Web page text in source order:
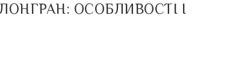
ОСОБЛИВОСТІ І